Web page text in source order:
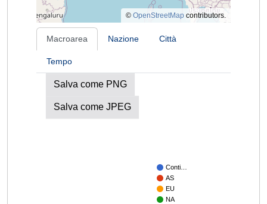
© OpenStreetMap contributors.
Macroarea Nazione Città
Tempo
Salva come PNG
Salva come JPEG
Conti…
AS
EU
NA